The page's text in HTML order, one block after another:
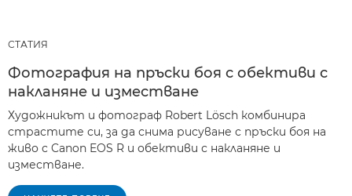
СТАТИЯ
Фотография на пръски боя с обективи с
накланяне и изместване
Художникът и фотограф Robert Lösch комбинира
страстите си, за да снима рисуване с пръски боя на
живо с Canon EOS R и обективи с накланяне и
изместване.